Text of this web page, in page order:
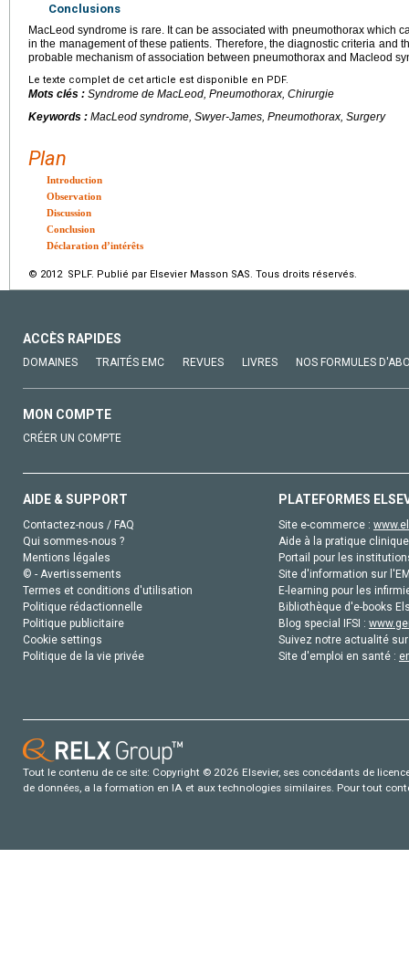
Conclusions
MacLeod syndrome is rare. It can be associated with pneumothorax which
in the management of these patients. Therefore, the diagnostic criteria and
probable mechanism of association between pneumothorax and Macleod
Le texte complet de cet article est disponible en PDF.
Mots clés : Syndrome de MacLeod, Pneumothorax, Chirurgie
Keywords : MacLeod syndrome, Swyer-James, Pneumothorax, Surgery
Plan
Introduction
Observation
Discussion
Conclusion
Déclaration d’intérêts
© 2012 SPLF. Publié par Elsevier Masson SAS. Tous droits réservés.
ACCÈS RAPIDES
DOMAINES TRAITÉS EMC REVUES LIVRES NOS FORMULES
MON COMPTE
CRÉER UN COMPTE
AIDE & SUPPORT
Contactez-nous / FAQ
Qui sommes-nous ?
Mentions légales
© - Avertissements
Termes et conditions d'utilisation
Politique rédactionnelle
Politique publicitaire
Cookie settings
Politique de la vie privée
PLATEFORMES
Site e-commerce :
Aide à la pratique
Portail pour les
Site d'information sur
E-learning pour les
Bibliothèque d'e-books
Blog special IFSI :
Suivez notre actualité
Site d'emploi en santé :
Tout le contenu de ce site: Copyright © 2026 Elsevier, ses concédants de
de données, a la formation en IA et aux technologies similaires. Pour tout